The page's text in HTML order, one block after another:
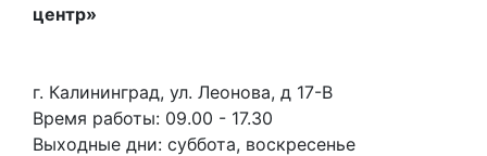
центр»
г. Калининград, ул. Леонова, д 17-В
Время работы: 09.00 - 17.30
Выходные дни: суббота, воскресенье